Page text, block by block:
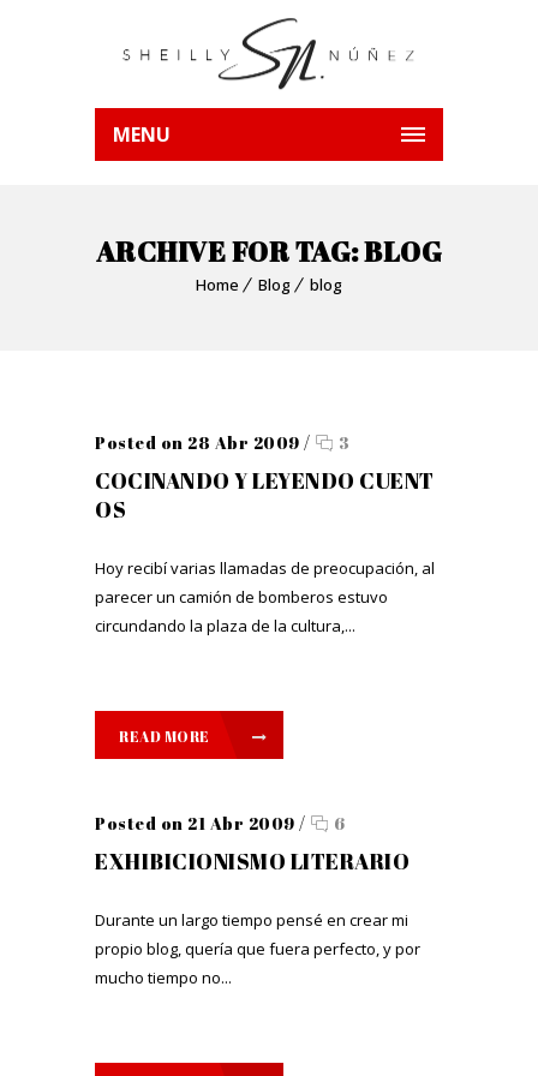
MENU
ARCHIVE FOR TAG: BLOG
Home Blog blog
Posted on 28 Abr 2009 / 3
COCINANDO Y LEYENDO CUENT
OS
Hoy recibí varias llamadas de preocupación, al
parecer un camión de bomberos estuvo
circundando la plaza de la cultura,...
READ MORE
Posted on 21 Abr 2009 / 6
EXHIBICIONISMO LITERARIO
Durante un largo tiempo pensé en crear mi
propio blog, quería que fuera perfecto, y por
mucho tiempo no...